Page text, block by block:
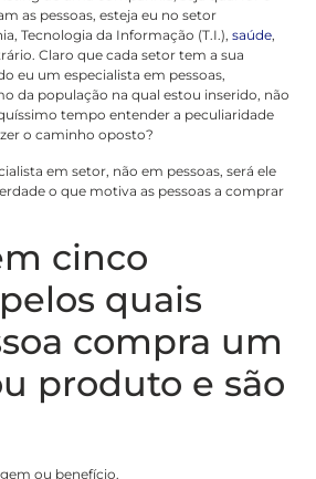
as pessoas, esteja eu no setor
Tecnologia da Informação (T.I.),saúde,
Claro que cada setor tem a sua
eu um especialista em pessoas,
da população na qual estou inserido, não
tempo entender a peculiaridade
o caminho oposto?
em setor, não em pessoas, será ele
o que motiva as pessoas a comprar
cinco
quais
compra um
produto e são
ou benefício.